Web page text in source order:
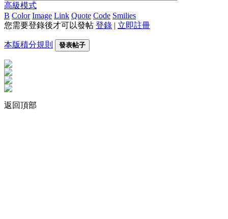
高級模式
B Color Image Link Quote Code Smilies
您需要登錄後才可以發帖 登錄 | 立即註冊
本版積分規則 發表帖子
返回頂部